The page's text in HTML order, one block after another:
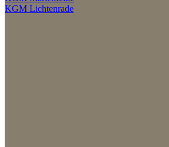
KGM Lichtenrade